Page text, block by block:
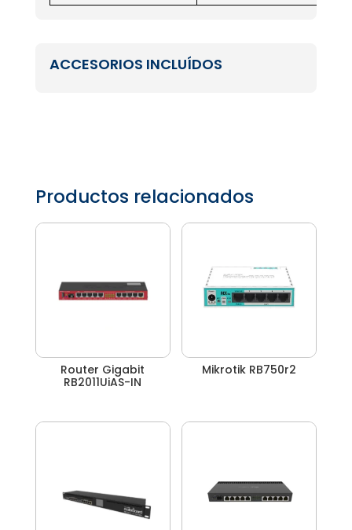
ACCESORIOS INCLUÍDOS
Productos relacionados
Router Gigabit
RB2011UiAS-IN
Mikrotik RB750r2